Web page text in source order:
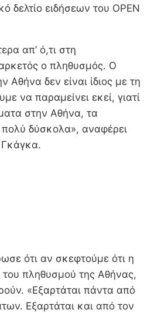
δελτίο ειδήσεων του OPEN
απ’ ό,τι στη
ο πληθυσμός. Ο
Αθήνα δεν είναι ίδιος με τη
να παραμείνει εκεί, γιατί
στην Αθήνα, τα
δύσκολα», αναφέρει
Γκάγκα.
ότι αν σκεφτούμε ότι η
πληθυσμού της Αθήνας,
«Εξαρτάται πάντα από
Εξαρτάται και από τον